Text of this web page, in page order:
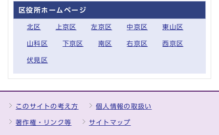
区役所ホームページ
北区 上京区 左京区 中京区 東山区
山科区 下京区 南区 右京区 西京区
伏見区
このサイトの考え方 個人情報の取扱い
著作権・リンク等 サイトマップ